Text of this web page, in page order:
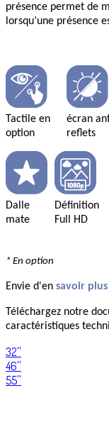
présence permet de
lorsqu’une présence
Tactile en
option
écran
reflets
Dalle
mate
Définition
Full HD
* En option
Envie d'en savoir plus
Téléchargez notre
caractéristiques
32''
46''
55''